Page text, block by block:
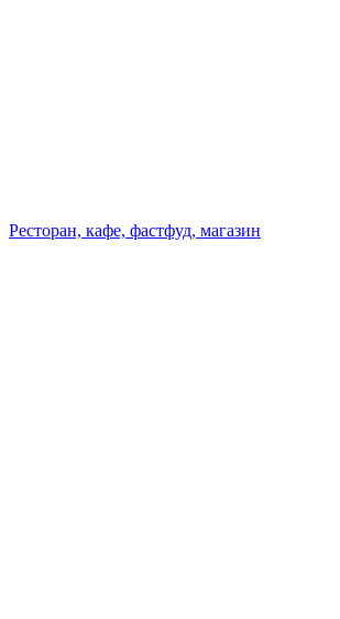
Ресторан, кафе, фастфуд, магазин